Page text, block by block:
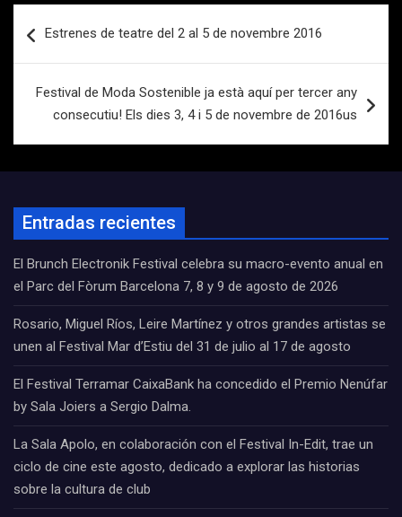
de
Estrenes de teatre del 2 al 5 de novembre 2016
Festival de Moda Sostenible ja està aquí per tercer any
consecutiu! Els dies 3, 4 i 5 de novembre de 2016us
Entradas recientes
El Brunch Electronik Festival celebra su macro-evento anual en
el Parc del Fòrum Barcelona 7, 8 y 9 de agosto de 2026
Rosario, Miguel Ríos, Leire Martínez y otros grandes artistas se
unen al Festival Mar d’Estiu del 31 de julio al 17 de agosto
El Festival Terramar CaixaBank ha concedido el Premio Nenúfar
by Sala Joiers a Sergio Dalma.
La Sala Apolo, en colaboración con el Festival In-Edit, trae un
ciclo de cine este agosto, dedicado a explorar las historias
sobre la cultura de club